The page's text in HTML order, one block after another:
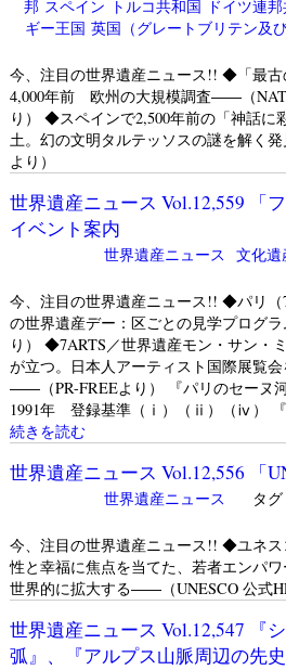
邦 スペイン トルコ共和国 ドイツ連
ギー王国 英国（グレートブリテン及
今、注目の世界遺産ニュース!! ◆「最
4,000年前 欧州の大規模調査――（
り） ◆スペインで2,500年前の「神話に
土。幻の文明タルテッソスの謎を解く
より）
世界遺産ニュース Vol.12,559 「
イベント案内
世界遺産ニュース 文化遺
今、注目の世界遺産ニュース!! ◆パリ（
の世界遺産デー：区ごとの見学プログ
り） ◆7ARTS／世界遺産モン・サン・
が立つ。日本人アーティスト国際展覧
――（PR-FREEより） 『パリのセーヌ
1991年 登録基準（ⅰ）（ⅱ）（ⅳ）
続きを読む
世界遺産ニュース Vol.12,556 「
世界遺産ニュース タグ
今、注目の世界遺産ニュース!! ◆ユネス
性と幸福に焦点を当てた、若者エンパ
世界的に拡大する――（UNESCO 公式
世界遺産ニュース Vol.12,547 『
弧』、『アルプス山脈周辺の先